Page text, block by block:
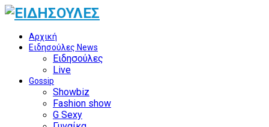
Αρχική
Ειδησούλες News
Ειδησούλες
Live
Gossip
Showbiz
Fashion show
G Sexy